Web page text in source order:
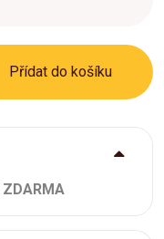
Přídat do košíku
ZDARMA